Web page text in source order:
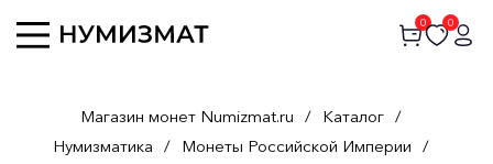
0 0
Магазин монет Numizmat.ru / Каталог /
Нумизматика / Монеты Российской Империи /